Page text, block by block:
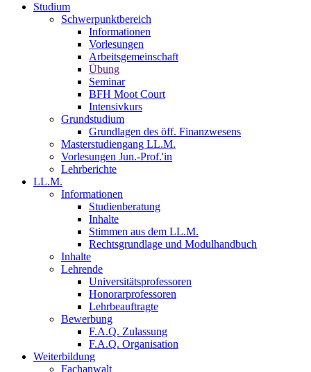
Studium
Schwerpunktbereich
Informationen
Vorlesungen
Arbeitsgemeinschaft
Übung
Seminar
BFH Moot Court
Intensivkurs
Grundstudium
Grundlagen des öff. Finanzwesens
Masterstudiengang LL.M.
Vorlesungen Jun.-Prof.'in
Lehrberichte
LL.M.
Informationen
Studienberatung
Inhalte
Stimmen aus dem LL.M.
Rechtsgrundlage und Modulhandbuch
Inhalte
Lehrende
Universitätsprofessoren
Honorarprofessoren
Lehrbeauftragte
Bewerbung
F.A.Q. Zulassung
F.A.Q. Organisation
Weiterbildung
Fachanwalt